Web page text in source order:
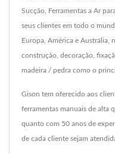
Sucção, Ferramentas a Ar
seus clientes em todo o
Europa, América e Austrália,
construção, decoração,
madeira / pedra como o
Gison tem oferecido aos
ferramentas manuais de alta
quanto com 50 anos de
de cada cliente sejam